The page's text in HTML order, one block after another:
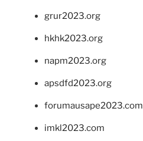
grur2023.org
hkhk2023.org
napm2023.org
apsdfd2023.org
forumausape2023.com
imkl2023.com